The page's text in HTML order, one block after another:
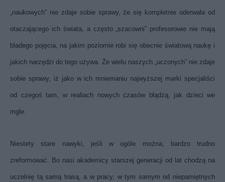
„naukowych” nie zdaje sobie sprawy, że się kompletnie oderwała od
otaczającego ich świata, a często „szacowni” profesorowie nie mają
bladego pojęcia, na jakim poziomie robi się obecnie światową naukę i
jakich narzędzi do tego używa. Że wielu naszych „uczonych” nie zdaje
sobie sprawy, iż jako w ich mniemaniu najwyższej marki specjaliści
od czegoś tam, w realiach nowych czasów błądzą, jak dzieci we
mgle.
Niestety stare nawyki, jeśli w ogóle można, bardzo trudno
zreformować. Bo nasi akademicy starszej generacji od lat chodzą na
uczelnię tą samą trasą, a w pracy, w tym samym od niepamiętnych